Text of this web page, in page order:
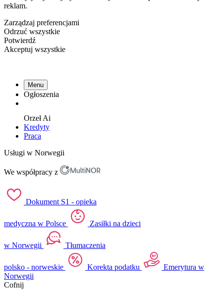
reklam.
Zarządzaj preferencjami
Odrzuć wszystkie
Potwierdź
Akceptuj wszystkie
Menu
Ogłoszenia
OrzełAi
Kredyty
Praca
Usługi w Norwegii
We współpracy z
Dokument S1 - opieka
medyczna w Polsce Zasiłki na dzieci
w Norwegii Tłumaczenia
polsko - norweskie Korekta podatku
Emerytura w
Norwegii
Cofnij